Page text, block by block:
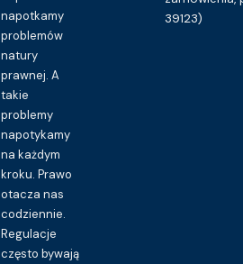
napotkamy
problemów
natury
prawnej. A
takie
problemy
napotykamy
na każdym
kroku. Prawo
otacza nas
codziennie.
Regulacje
często bywają
39123)